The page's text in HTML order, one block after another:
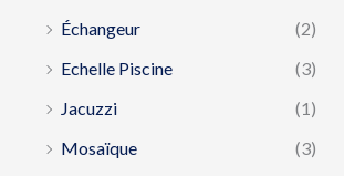
Échangeur
(2)
Echelle Piscine
(3)
Jacuzzi
(1)
Mosaïque
(3)